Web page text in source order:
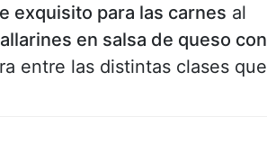
exquisito para las carnes al
en salsa de queso con
entre las distintas clases que